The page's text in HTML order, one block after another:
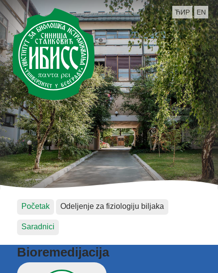
ЋИР EN
Početak Odeljenje za fiziologiju biljaka
Saradnici
Bioremedijacija